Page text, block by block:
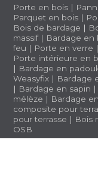
Porte en bois |
Parquet en bois |
Bois de bardage |
massif| Bardage en
feu | Porte en verre |
Porte intérieure en
| Bardage en
Weasyfix | Bardage
| Bardage en sapin
mélèze | Bardage
composite pour
pour terrasse | Bois
OSB